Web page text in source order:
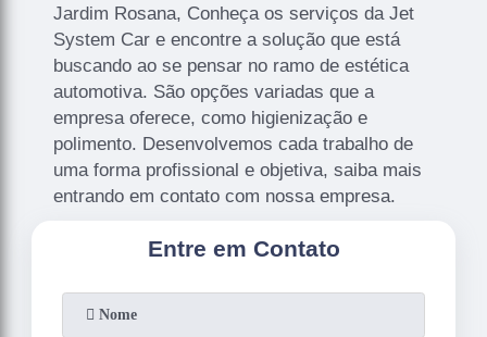
Jardim Rosana, Conheça os serviços da Jet
System Car e encontre a solução que está
buscando ao se pensar no ramo de estética
automotiva. São opções variadas que a
empresa oferece, como higienização e
polimento. Desenvolvemos cada trabalho de
uma forma profissional e objetiva, saiba mais
entrando em contato com nossa empresa.
Entre em Contato